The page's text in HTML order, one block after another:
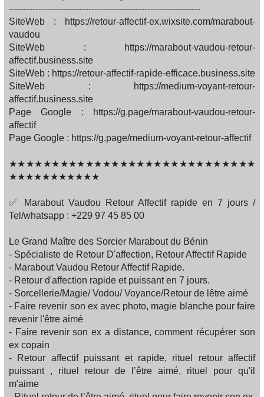
-----------------------------------------------------------------
SiteWeb : https://retour-affectif-ex.wixsite.com/marabout-
vaudou
SiteWeb : https://marabout-vaudou-retour-
affectif.business.site
SiteWeb : https://retour-affectif-rapide-efficace.business.site
SiteWeb : https://medium-voyant-retour-
affectif.business.site
Page Google : https://g.page/marabout-vaudou-retour-
affectif
Page Google : https://g.page/medium-voyant-retour-affectif
★★★★★★★★★★★★★★★★★★★★★★★★★★★★★
★★★★★★★★★★★
✅ Marabout Vaudou Retour Affectif rapide en 7 jours /
Tel/whatsapp : +229 97 45 85 00
Le Grand Maître des Sorcier Marabout du Bénin
- Spécialiste de Retour D'affection, Retour Affectif Rapide
- Marabout Vaudou Retour Affectif Rapide.
- Retour d'affection rapide et puissant en 7 jours.
- Sorcellerie/Magie/ Vodou/ Voyance/Retour de lêtre aimé
- Faire revenir son ex avec photo, magie blanche pour faire
revenir l'être aimé
- Faire revenir son ex a distance, comment récupérer son
ex copain
- Retour affectif puissant et rapide, rituel retour affectif
puissant , rituel retour de l’être aimé, rituel pour qu'il
m'aime